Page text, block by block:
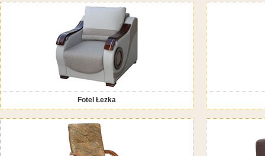
Fotel Łezka